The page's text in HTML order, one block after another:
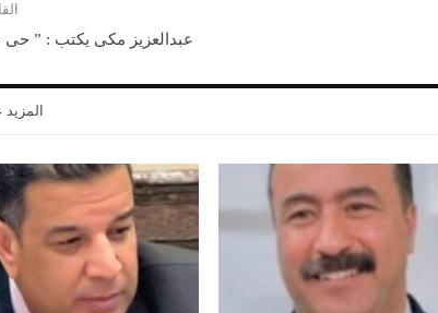
عبدالعزيز مكى يكتب : ” حى